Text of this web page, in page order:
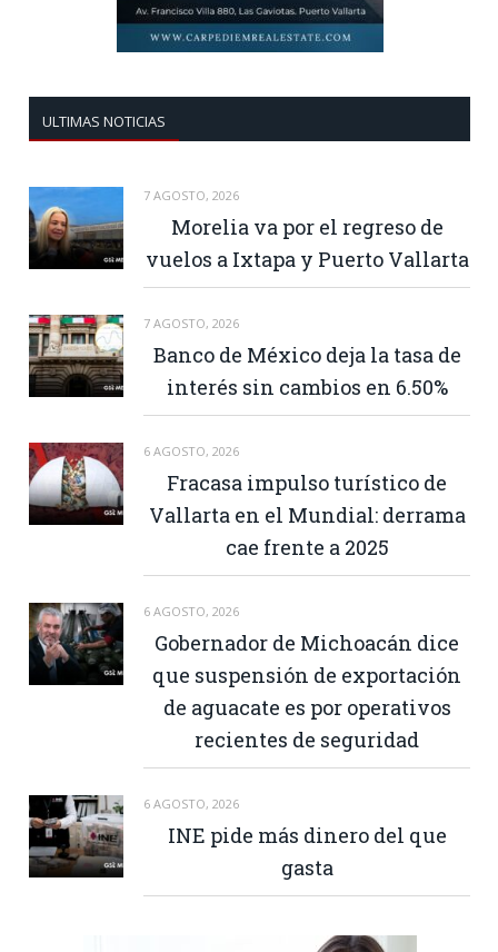
ULTIMAS NOTICIAS
7 AGOSTO, 2026
Morelia va por el regreso de
vuelos a Ixtapa y Puerto Vallarta
7 AGOSTO, 2026
Banco de México deja la tasa de
interés sin cambios en 6.50%
6 AGOSTO, 2026
Fracasa impulso turístico de
Vallarta en el Mundial: derrama
cae frente a 2025
6 AGOSTO, 2026
Gobernador de Michoacán dice
que suspensión de exportación
de aguacate es por operativos
recientes de seguridad
6 AGOSTO, 2026
INE pide más dinero del que
gasta